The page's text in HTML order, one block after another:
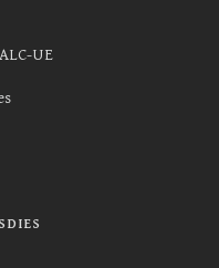
UE